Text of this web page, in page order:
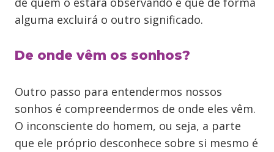
alguma excluirá o outro significado.
De onde vêm os sonhos?
Outro passo para entendermos nossos
sonhos é compreendermos de onde eles vêm.
O inconsciente do homem, ou seja, a parte
que ele próprio desconhece sobre si mesmo é